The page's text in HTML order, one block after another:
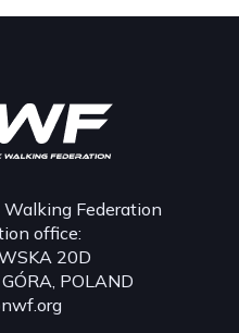
Federation
office:
20D
POLAND